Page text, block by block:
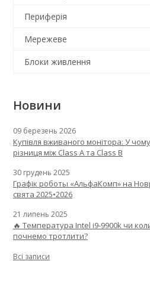
Периферія
Мережеве
Блоки живлення
Новини
09 березень 2026
Купівля вживаного монітора: У чому
різниця між Class A та Class B
30 грудень 2025
Графік роботы «АльфаКомп» на
свята 2025•2026
21 липень 2025
🔥 Температура Intel i9-9900k чи
почнемо тротлити?
Всі записи